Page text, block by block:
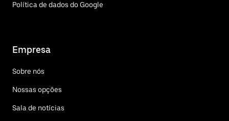
Política de dados do Google
Empresa
Sobre nós
Nossas opções
Sala de notícias